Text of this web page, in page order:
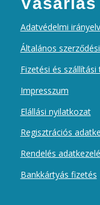
Adatvédelmi
Általános
Fizetési és szállítási
Impresszum
Elállási nyilatkozat
Regisztrációs
Rendelés
Bankkártyás fizetés